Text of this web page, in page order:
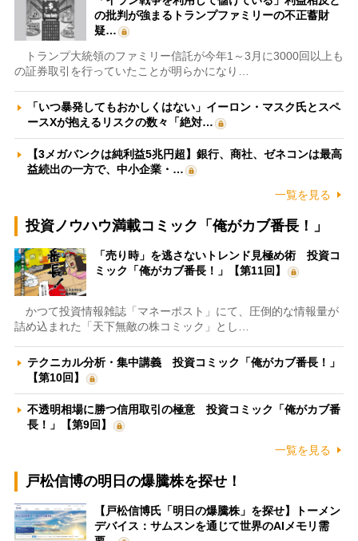
の批判が強まるトランプファミリーの不正蓄財
疑…
トランプ大統領のファミリー信託が今年1～3月に3000回以上も
の証券取引を行っていたことが明らかになり…
「いつ暴発してもおかしくはない」イーロン・マスク氏とスペ
ースXが抱えるリスクの数々「絶対…
【3メガバンクは純利益5兆円超】銀行、商社、ゼネコンは最高
益続出の一方で、中小企業・…
一覧を見る
投資ノウハウ満載コミック「俺がカブ番長！」
「売り時」を逃さないトレンド見極め術 投資コ
ミック「俺がカブ番長！」【第11回】
かつて投資情報雑誌「マネーポスト」にて、圧倒的な情報量が
詰め込まれた「天下無敵の株コミック」とし…
テクニカル分析・集中講義 投資コミック「俺がカブ番長！」
【第10回】
不透明相場に勝つ信用取引の極意 投資コミック「俺がカブ番
長！」【第9回】
一覧を見る
戸松信博の明日の爆騰株を探せ！
【戸松信博氏「明日の爆騰株」を探せ】トーメン
デバイス：サムスンを通じて世界のAIメモリ需